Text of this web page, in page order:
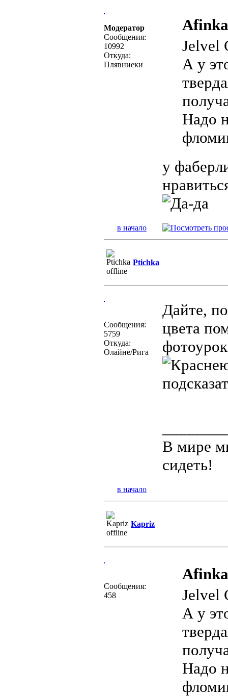
Модератор
Сообщения:
10992
Откуда:
Плявниеки
Jelvel
А у
Надо
у
в начало
Ptichka
Сообщения:
5759
Откуда:
Олайне/Рига
Дайте,
цвета
В мире
сидеть!
в начало
Kapriz
Сообщения:
458
Jelvel
А у
Надо